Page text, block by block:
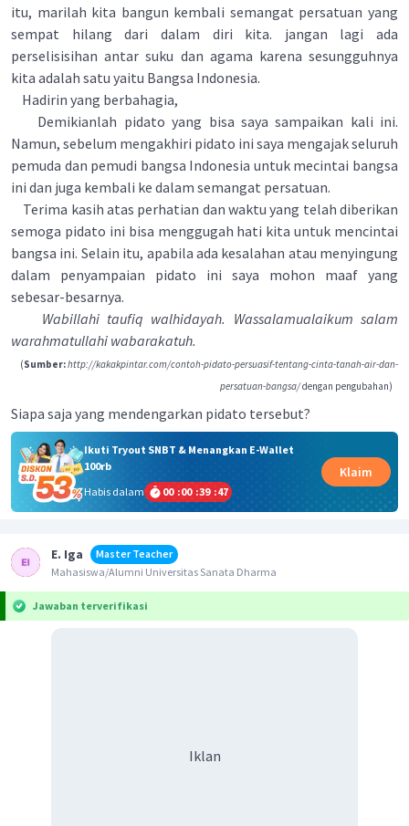
itu, marilah kita bangun kembali semangat persatuan yang
sempat hilang dari dalam diri kita. jangan lagi ada
perselisisihan antar suku dan agama karena sesungguhnya
kita adalah satu yaitu Bangsa Indonesia.
Hadirin yang berbahagia,
Demikianlah pidato yang bisa saya sampaikan kali ini.
Namun, sebelum mengakhiri pidato ini saya mengajak seluruh
pemuda dan pemudi bangsa Indonesia untuk mecintai bangsa
ini dan juga kembali ke dalam semangat persatuan.
Terima kasih atas perhatian dan waktu yang telah diberikan
semoga pidato ini bisa menggugah hati kita untuk mencintai
bangsa ini. Selain itu, apabila ada kesalahan atau menyingung
dalam penyampaian pidato ini saya mohon maaf yang
sebesar-besarnya.
Wabillahi taufiq walhidayah. Wassalamualaikum salam
warahmatullahi wabarakatuh.
(Sumber:http://kakakpintar.com/contoh-pidato-persuasif-tentang-cinta-tanah-air-dan-
persatuan-bangsa/dengan pengubahan)
Siapa saja yang mendengarkan pidato tersebut?
Ikuti Tryout SNBT & Menangkan E-Wallet
100rb
Habis dalam
00 :00 :39 :46
Klaim
E. Iga
Master Teacher
Mahasiswa/Alumni Universitas Sanata Dharma
Jawaban terverifikasi
Iklan